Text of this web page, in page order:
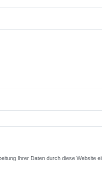
Ihrer Daten durch diese Website